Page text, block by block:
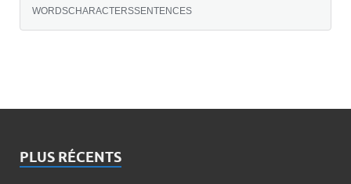
WORDSCHARACTERSSENTENCES
PLUS RÉCENTS